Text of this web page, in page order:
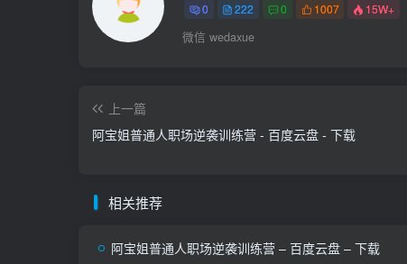
0 222 0 1007 15W+
微信 wedaxue
上一篇
阿宝姐普通人职场逆袭训练营 - 百度云盘 - 下载
相关推荐
阿宝姐普通人职场逆袭训练营 – 百度云盘 – 下载